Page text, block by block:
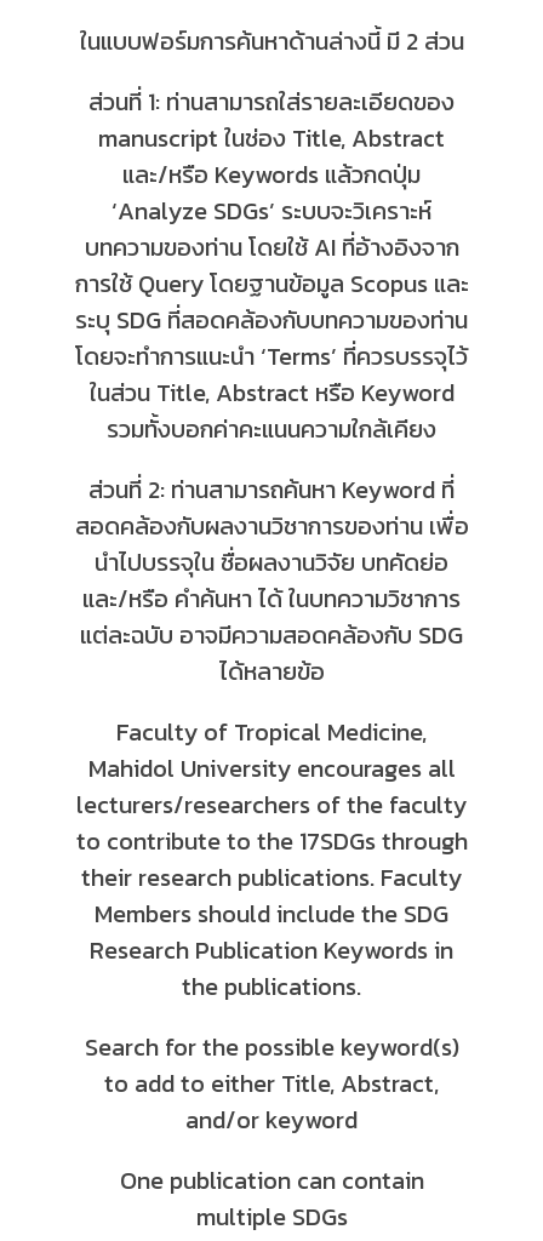
ในแบบฟอร์มการค้นหาด้านล่างนี้ มี 2 ส่วน
ส่วนที่ 1: ท่านสามารถใส่รายละเอียดของ
manuscript ในช่อง Title, Abstract
และ/หรือ Keywords แล้วกดปุ่ม
‘Analyze SDGs’ ระบบจะวิเคราะห์
บทความของท่าน โดยใช้ AI ที่อ้างอิงจาก
การใช้ Query โดยฐานข้อมูล Scopus และ
ระบุ SDG ที่สอดคล้องกับบทความของท่าน
โดยจะทำการแนะนำ ‘Terms’ ที่ควรบรรจุไว้
ในส่วน Title, Abstract หรือ Keyword
รวมทั้งบอกค่าคะแนนความใกล้เคียง
ส่วนที่ 2: ท่านสามารถค้นหา Keyword ที่
สอดคล้องกับผลงานวิชาการของท่าน เพื่อ
นำไปบรรจุใน ชื่อผลงานวิจัย บทคัดย่อ
และ/หรือ คำค้นหา ได้ ในบทความวิชาการ
แต่ละฉบับ อาจมีความสอดคล้องกับ SDG
ได้หลายข้อ
Faculty of Tropical Medicine,
Mahidol University encourages all
lecturers/researchers of the faculty
to contribute to the 17SDGs through
their research publications. Faculty
Members should include the SDG
Research Publication Keywords in
the publications.
Search for the possible keyword(s)
to add to either Title, Abstract,
and/or keyword
One publication can contain
multiple SDGs